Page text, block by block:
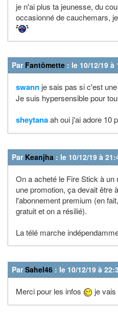
je n'ai plus ta jeunesse, du
occasionné de cauchemars,
Par Fantômette : le 10/12/19 à
swann je sais pas si c'est
Je suis hypersensible pour
sheytanaah oui j'ai adore 10
Par Keanjha : le 10/12/19 à
On a acheté le Fire Stick à
une promotion, ça devait être
l'abonnement premium (en
gratuit et on a résilié).
La télé marche
ParSahel46 : le 10/12/19 à
Merci pour les infos je